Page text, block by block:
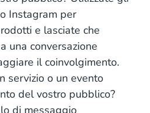
Instagram per
e lasciate che
una conversazione
il coinvolgimento.
servizio o un evento
del vostro pubblico?